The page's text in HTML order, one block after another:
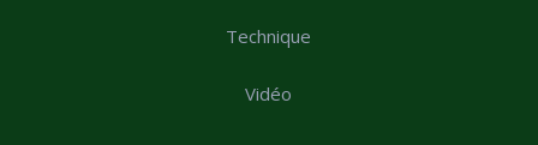
Technique
Vidéo